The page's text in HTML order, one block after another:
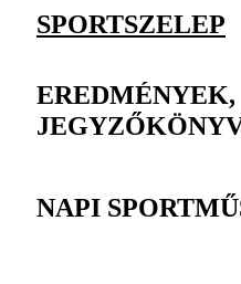
SPORTSZELEP
EREDMÉNYEK,
NAPI